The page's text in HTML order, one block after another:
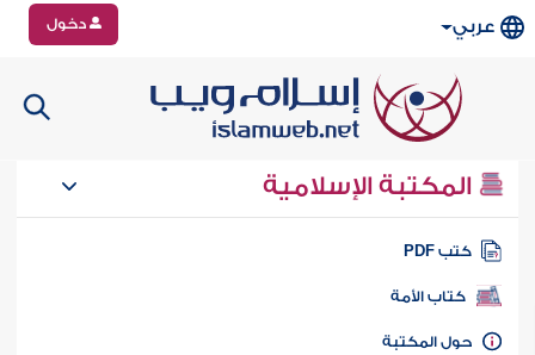
عربي دخول
المكتبة الإسلامية
كتب PDF
كتاب الأمة